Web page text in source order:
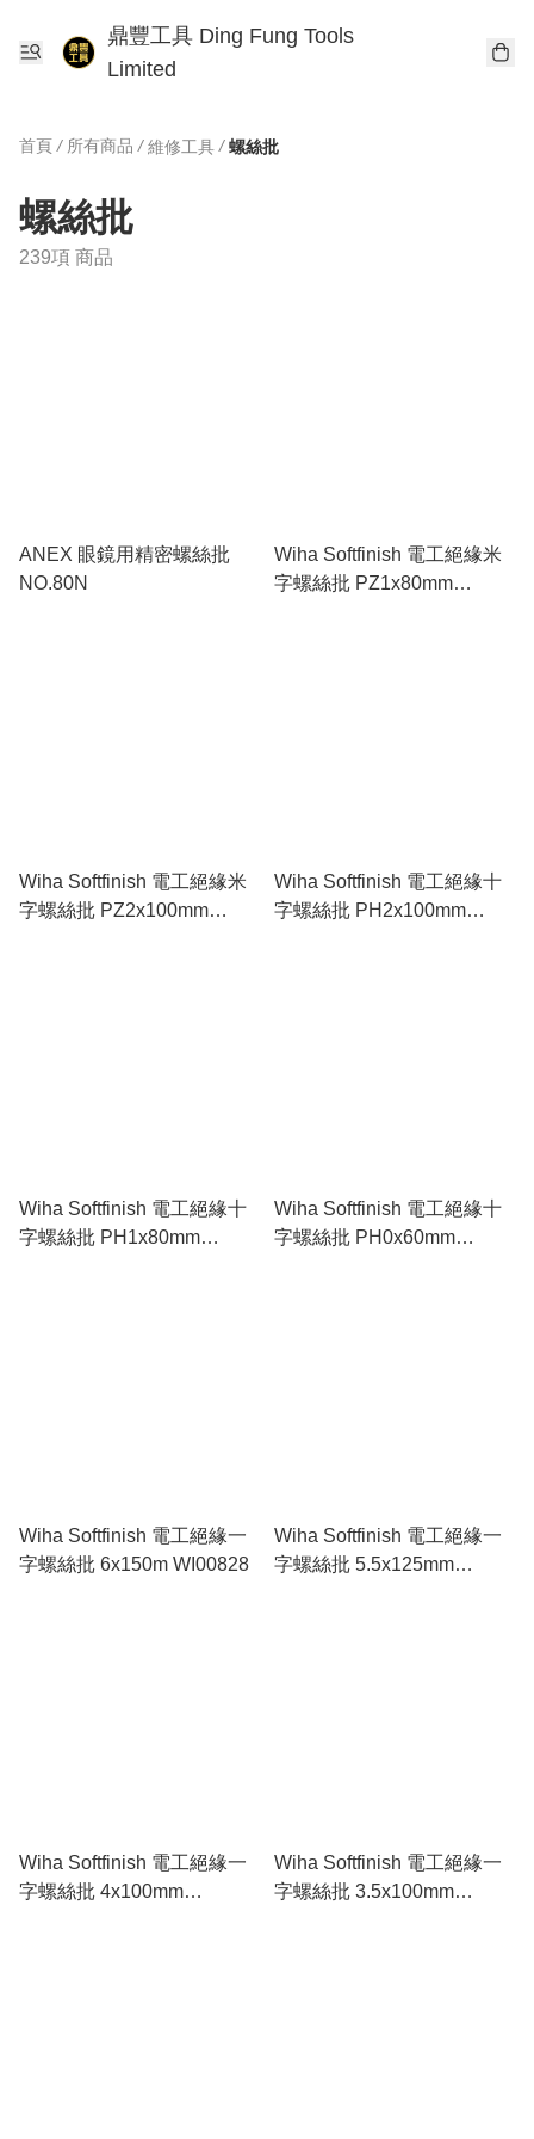
鼎豐工具 Ding Fung Tools
Limited
首頁 / 所有商品 / 維修工具 / 螺絲批
螺絲批
239項 商品
ANEX 眼鏡用精密螺絲批
NO.80N
Wiha Softfinish 電工絕緣米
字螺絲批 PZ1x80mm
Wiha Softfinish 電工絕緣米
字螺絲批 PZ2x100mm
Wiha Softfinish 電工絕緣十
字螺絲批 PH2x100mm
Wiha Softfinish 電工絕緣十
字螺絲批 PH1x80mm
Wiha Softfinish 電工絕緣十
字螺絲批 PH0x60mm
Wiha Softfinish 電工絕緣一
字螺絲批 6x150m WI00828
Wiha Softfinish 電工絕緣一
字螺絲批 5.5x125mm
Wiha Softfinish 電工絕緣一
字螺絲批 4x100mm
Wiha Softfinish 電工絕緣一
字螺絲批 3.5x100mm